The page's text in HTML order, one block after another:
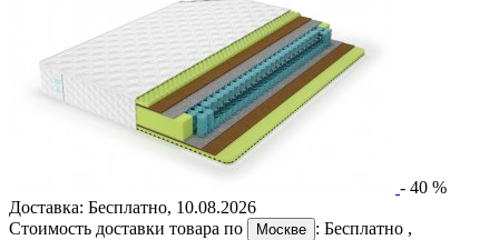
- 40 %
Доставка: Бесплатно, 10.08.2026
Стоимость доставки товара по
Москве : Бесплатно ,